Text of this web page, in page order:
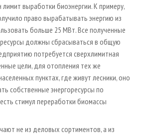
выработки биоэнергии. К примеру,
право вырабатывать энергию из
больше 25 МВт. Все полученные
должны сбрасываться в общую
потребуется сверхлимитная
цели, для отопления тех же
пунктах, где живут лесники, оно
собственные энергоресурсы по
стимул переработки биомассы
не из деловых сортиментов, а из